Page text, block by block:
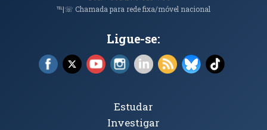
℡|☏ Chamada para rede fixa/móvel nacional
Ligue-se:
Facebook (abre em nova janela)
X (abre em nova janela)
YouTube (abre em nova janela)
Instagram (abre em nova janela)
LinkedIn (abre em nova
RSS (abre em nova
Bluesky (abre
TikTok
Tópicos Principais
Estudar
Investigar